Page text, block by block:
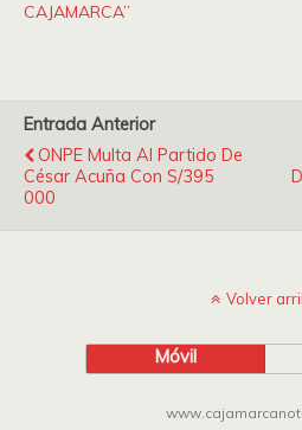
CAJAMARCA”
Entrada Anterior
ONPE Multa Al Partido De
César Acuña Con S/395
000
Volver
Móvil